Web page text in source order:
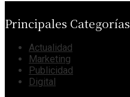
Principales Categorías
Actualidad
Marketing
Publicidad
Digital